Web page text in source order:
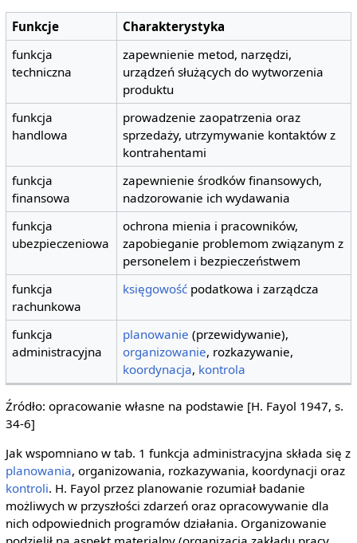
Funkcje
Charakterystyka
funkcja
techniczna
zapewnienie metod, narzędzi,
urządzeń służących do wytworzenia
produktu
funkcja
handlowa
prowadzenie zaopatrzenia oraz
sprzedaży, utrzymywanie kontaktów z
kontrahentami
funkcja
finansowa
zapewnienie środków finansowych,
nadzorowanie ich wydawania
funkcja
ubezpieczeniowa
ochrona mienia i pracowników,
zapobieganie problemom związanym z
personelem i bezpieczeństwem
funkcja
rachunkowa
księgowość podatkowa i zarządcza
funkcja
administracyjna
planowanie (przewidywanie),
organizowanie, rozkazywanie,
koordynacja, kontrola
Źródło: opracowanie własne na podstawie [H. Fayol 1947, s.
34-6]
Jak wspomniano w tab. 1 funkcja administracyjna składa się z
planowania, organizowania, rozkazywania, koordynacji oraz
kontroli. H. Fayol przez planowanie rozumiał badanie
możliwych w przyszłości zdarzeń oraz opracowywanie dla
nich odpowiednich programów działania. Organizowanie